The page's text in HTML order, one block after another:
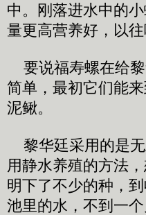
中。刚落进水中的
量更高营养好，以
要说福寿螺在给黎
简单，最初它们能
泥鳅。
黎华廷采用的是无
用静水养殖的方法
明下了不少的种，
池里的水，不到一